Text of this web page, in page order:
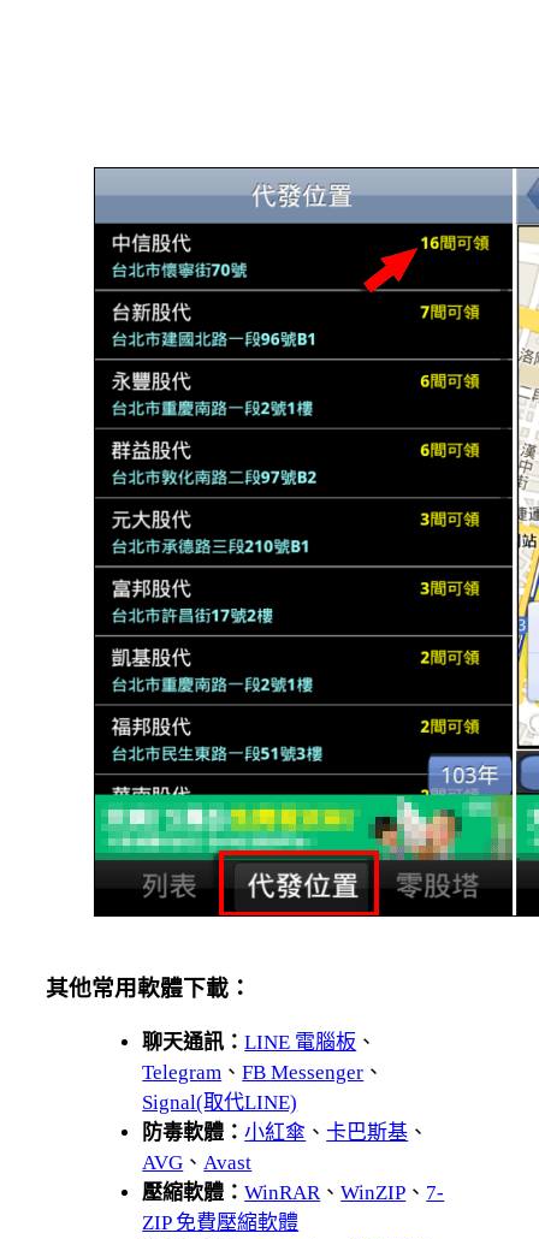
其他常用軟體下載：
聊天通訊：LINE 電腦板 、
Telegram 、FB Messenger 、
Signal(取代LINE)
防毒軟體：小紅傘 、卡巴斯基 、
AVG 、 Avast
壓縮軟體：WinRAR 、WinZIP 、 7-
ZIP 免費壓縮軟體